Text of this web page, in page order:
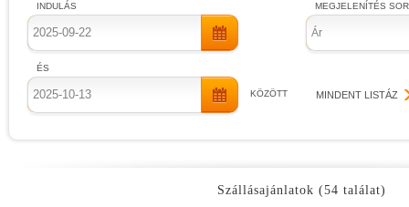
INDULÁS
ÉS
KÖZÖTT
MEGJELENÍTÉS
Ár
MINDENT LISTÁZ
Szállásajánlatok (54 találat)